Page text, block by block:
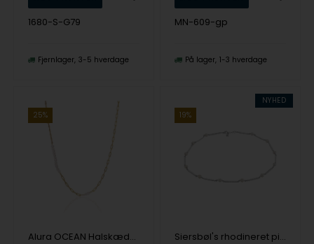
1680-S-G79
Fjernlager 3-5 hverdage
MN-609-gp
På lager 1-3 hverdage
25%
Alura OCEAN Halskæde 03 i forgyldt sølv
NYHED
19%
Siersbøl's rhodineret pind&perle (FWP)collier 40,5+3